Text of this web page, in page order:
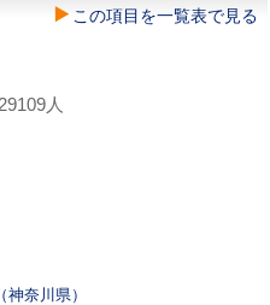
この項目を一覧表で見る
人
奈川県）